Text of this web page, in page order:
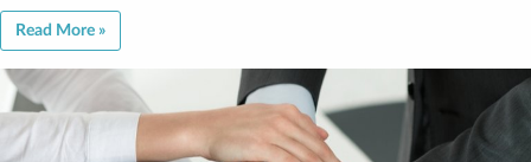
Read More »